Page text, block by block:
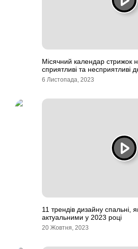
Місячний календар стрижок
сприятливі та несприятливі
6 Листопада, 2023
11 трендів дизайну спальні,
актуальними у 2023 році
20 Жовтня, 2023